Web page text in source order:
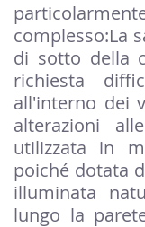
complesso:La
di sotto della
richiesta
all'interno dei
alterazioni
utilizzata in
poiché dotata
illuminata
lungo la